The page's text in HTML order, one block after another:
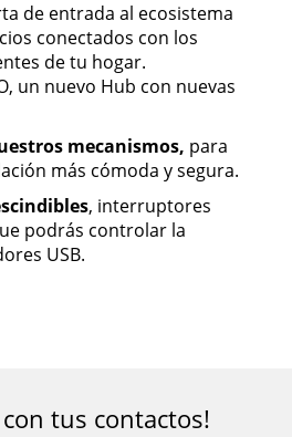
de entrada al ecosistema
conectados con los
de tu hogar.
un nuevo Hub con nuevas
mecanismos, para
más cómoda y segura.
, interruptores
podrás controlar la
USB.
con tus contactos!